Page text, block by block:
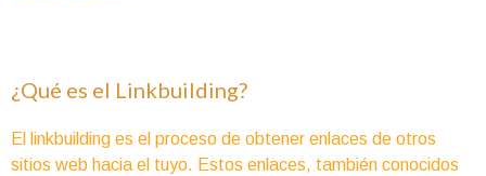
¿Qué es el Linkbuilding?
El linkbuilding es el proceso de obtener enlaces de otros
sitios web hacia el tuyo. Estos enlaces, también conocidos